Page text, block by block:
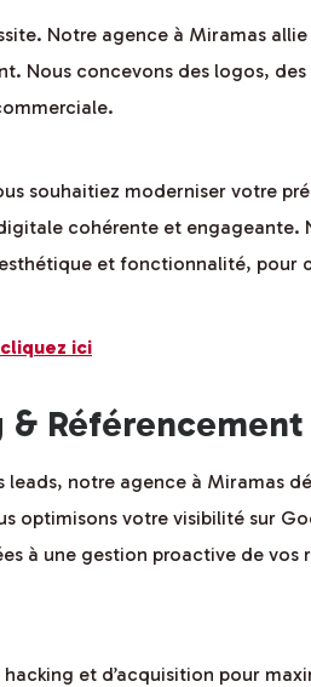
Notre agence à Miramas
Nous concevons des logos,
souhaitiez moderniser votre
cohérente et engageante.
et fonctionnalité, pour
cliquez ici
Référencement
notre agence à Miramas
optimisons votre visibilité sur
à une gestion proactive de
et d’acquisition pour